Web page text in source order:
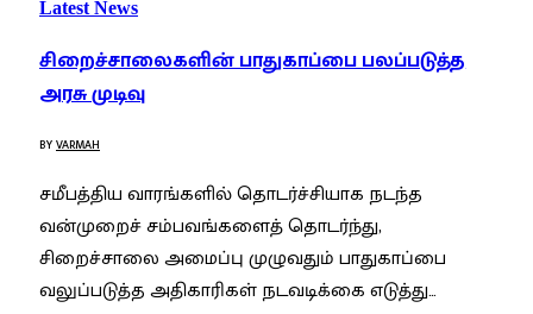
Latest News
சிறைச்சாலைகளின் பாதுகாப்பை பலப்படுத்த
அரசு முடிவு
BYVARMAH
சமீபத்திய வாரங்களில் தொடர்ச்சியாக நடந்த
வன்முறைச் சம்பவங்களைத் தொடர்ந்து,
சிறைச்சாலை அமைப்பு முழுவதும் பாதுகாப்பை
வலுப்படுத்த அதிகாரிகள் நடவடிக்கை எடுத்து…